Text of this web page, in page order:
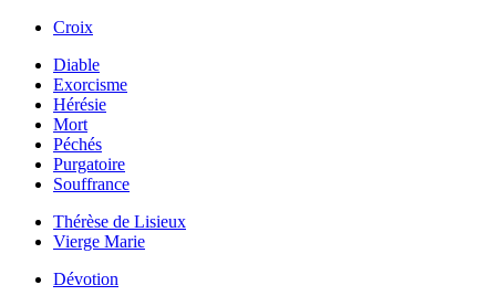
Croix
Diable
Exorcisme
Hérésie
Mort
Péchés
Purgatoire
Souffrance
Thérèse de Lisieux
Vierge Marie
Dévotion